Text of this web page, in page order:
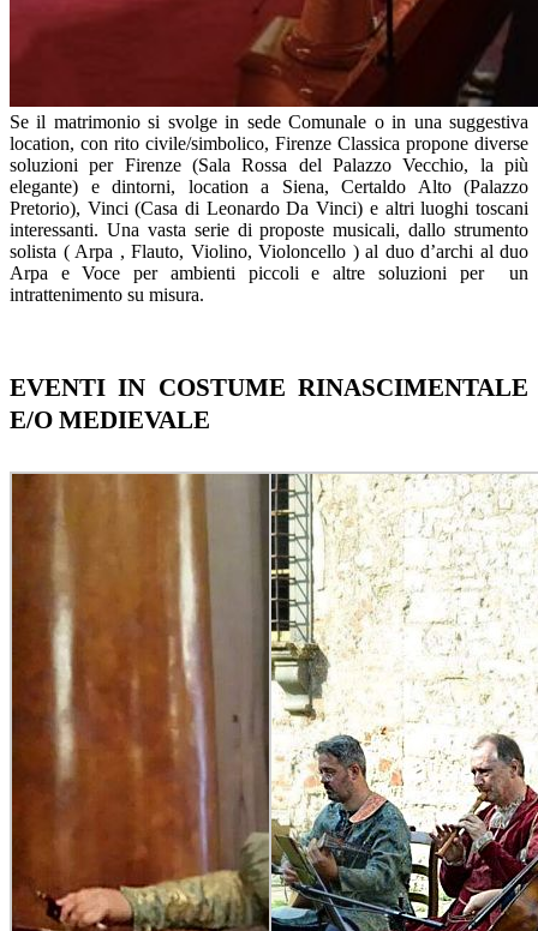
Se il matrimonio si svolge in sede Comunale o in una suggestiva
location, con rito civile/simbolico, Firenze Classica propone diverse
soluzioni per Firenze (Sala Rossa del Palazzo Vecchio, la più
elegante) e dintorni, location a Siena, Certaldo Alto (Palazzo
Pretorio), Vinci (Casa di Leonardo Da Vinci) e altri luoghi toscani
interessanti. Una vasta serie di proposte musicali, dallo strumento
solista ( Arpa , Flauto, Violino, Violoncello ) al duo d’archi al duo
Arpa e Voce per ambienti piccoli e altre soluzioni per un
intrattenimento su misura.
EVENTI IN COSTUME RINASCIMENTALE
E/O MEDIEVALE